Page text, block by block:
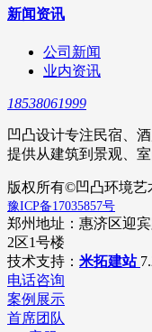
新闻资讯
公司新闻
业内资讯
18538061999
凹凸设计专注民宿、
提供从建筑到景观、
版权所有©凹凸环境艺
豫ICP备17035857号
郑州地址：惠济区迎
2区1号楼
技术支持： 米拓建站
电话咨询
案例展示
首席团队